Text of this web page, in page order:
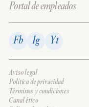
Portal de empleados
Fb Ig Yt
Aviso legal
Política de privacidad
Términos y condiciones
Canal ético